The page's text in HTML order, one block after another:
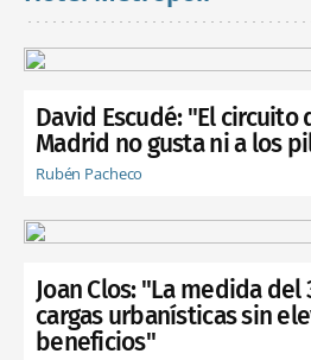
David Escudé: "El circuito
Madrid no gusta ni a los
Rubén Pacheco
Joan Clos: "La medida
cargas urbanísticas sin
beneficios"